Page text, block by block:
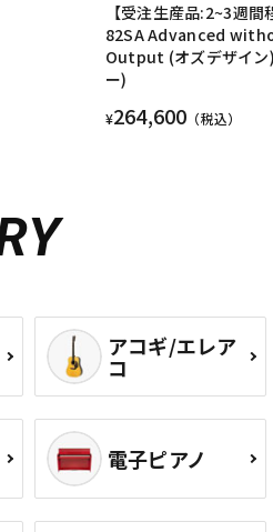
【受注生産品:2~3週間
82SA Advanced
Output (オズデザイン
ー)
¥264,600 （税込）
アコギ/エレア
コ
電子ピアノ